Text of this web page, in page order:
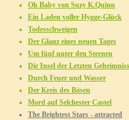
Oh Baby von Suzy K.Quinn
Ein Laden voller Hygge-Glück
Todesschweigen
Der Glanz eines neuen Tages
Um fünf unter den Sternen
Die Insel der Letzten
Durch Feuer und Wasser
Der Kreis des Bösen
Mord auf Selchester Castel
The Brightest Stars - attracted